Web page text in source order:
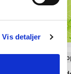
Vis detaljer
Softcover med